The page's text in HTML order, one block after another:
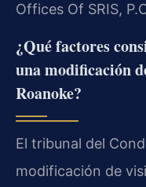
Offices Of SRIS,
¿Qué factores
una modificación
Roanoke?
El tribunal del
modificación de